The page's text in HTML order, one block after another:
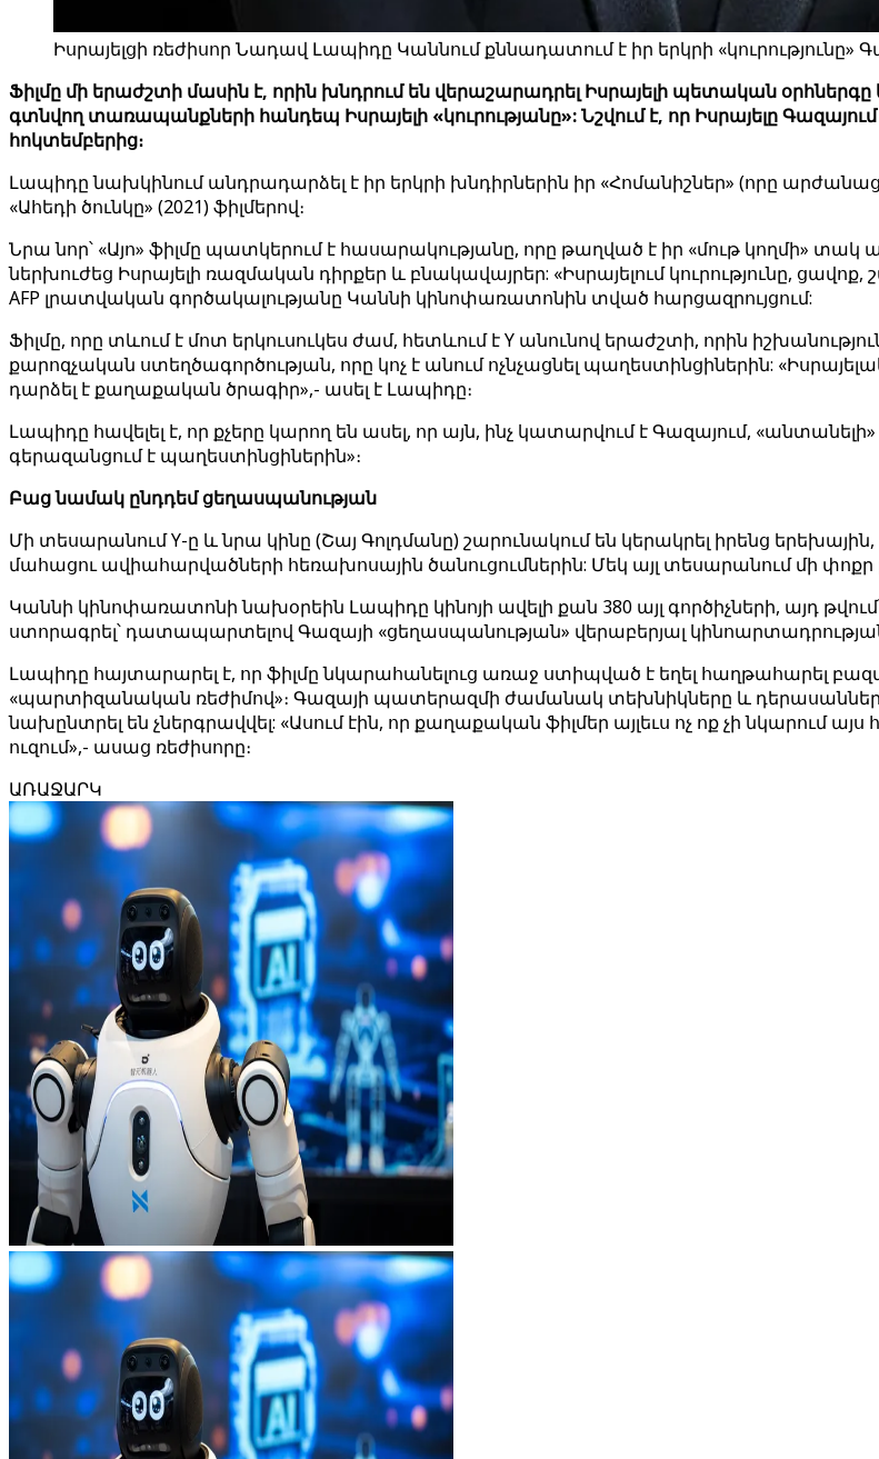
Իսրայելցի ռեժիսոր Նադավ Լապիդը Կաննում քննադատում է իր երկրի «կուրությունը»
Ֆիլմը մի երաժշտի մասին է, որին խնդրում են վերաշարադրել Իսրայելի պետական
գտնվող տառապանքների հանդեպ Իսրայելի «կուրությանը»: Նշվում է, որ Իսրայելը
հոկտեմբերից։
Լապիդը նախկինում անդրադարձել է իր երկրի խնդիրներին իր «Հոմանիշներ» (որը
«Ահեդի ծունկը» (2021) ֆիլմերով։
Նրա նոր՝ «Այո» ֆիլմը պատկերում է հասարակությանը, որը թաղված է իր «մութ կողմի»
ներխուժեց Իսրայելի ռազմական դիրքեր և բնակավայրեր: «Իսրայելում կուրությունը,
AFP լրատվական գործակալությանը Կաննի կինոփառատոնին տված հարցազրույցում:
Ֆիլմը, որը տևում է մոտ երկուսուկես ժամ, հետևում է Y անունով երաժշտի, որին
քարոզչական ստեղծագործության, որը կոչ է անում ոչնչացնել պաղեստինցիներին:
դարձել է քաղաքական ծրագիր»,- ասել է Լապիդը։
Լապիդը հավելել է, որ քչերը կարող են ասել, որ այն, ինչ կատարվում է Գազայում,
գերազանցում է պաղեստինցիներին»։
Բաց նամակ ընդդեմ ցեղասպանության
Մի տեսարանում Y-ը և նրա կինը (Շայ Գոլդմանը) շարունակում են կերակրել իրենց
մահացու ավիահարվածների հեռախոսային ծանուցումներին: Մեկ այլ տեսարանում մի փոքր
Կաննի կինոփառատոնի նախօրեին Լապիդը կինոյի ավելի քան 380 այլ գործիչների, այդ
ստորագրել՝ դատապարտելով Գազայի «ցեղասպանության» վերաբերյալ կինոարտադրության
Լապիդը հայտարարել է, որ ֆիլմը նկարահանելուց առաջ ստիպված է եղել հաղթահարել
«պարտիզանական ռեժիմով»։ Գազայի պատերազմի ժամանակ տեխնիկները և դերասանները
նախընտրել են չներգրավվել: «Ասում էին, որ քաղաքական ֆիլմեր այլեւս ոչ ոք չի նկարում
ուզում»,- ասաց ռեժիսորը։
ԱՌԱՋԱՐԿ